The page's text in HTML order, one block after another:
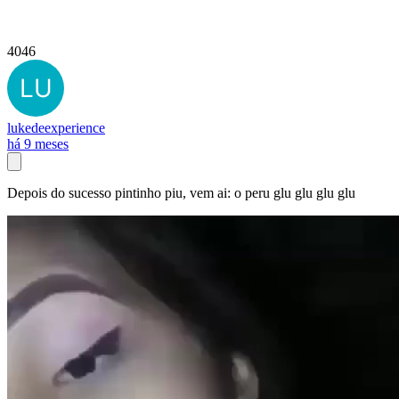
4046
lukedeexperience
há 9 meses
Depois do sucesso pintinho piu, vem ai: o peru glu glu glu glu